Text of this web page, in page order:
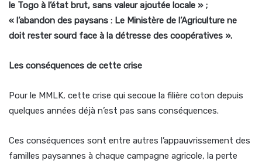
le Togo à l’état brut, sans valeur ajoutée locale » ;
« l’abandon des paysans : Le Ministère de l’Agriculture ne
doit rester sourd face à la détresse des coopératives ».
Les conséquences de cette crise
Pour le MMLK, cette crise qui secoue la filière coton depuis
quelques années déjà n’est pas sans conséquences.
Ces conséquences sont entre autres l’appauvrissement des
familles paysannes à chaque campagne agricole, la perte